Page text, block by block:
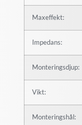
Maxeffekt:
Impedans:
Monteringsdjup:
Vikt:
Monteringshål: